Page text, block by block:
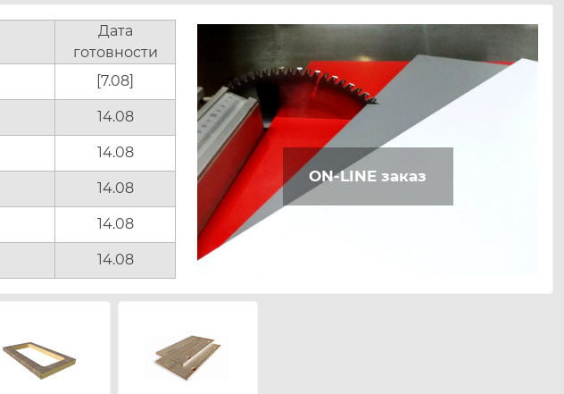
Дата
готовности
[7.08]
14.08
14.08
14.08
14.08
14.08
ON-LINE заказ